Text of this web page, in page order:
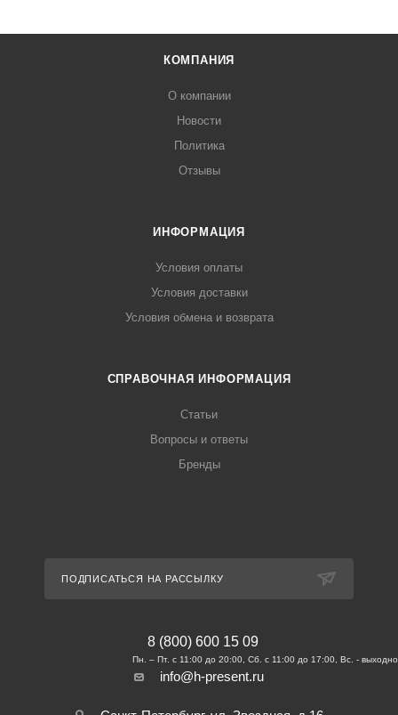
КОМПАНИЯ
О компании
Новости
Политика
Отзывы
ИНФОРМАЦИЯ
Условия оплаты
Условия доставки
Условия обмена и возврата
СПРАВОЧНАЯ ИНФОРМАЦИЯ
Статьи
Вопросы и ответы
Бренды
ПОДПИСАТЬСЯ НА РАССЫЛКУ
8 (800) 600 15 09
info@h-present.ru